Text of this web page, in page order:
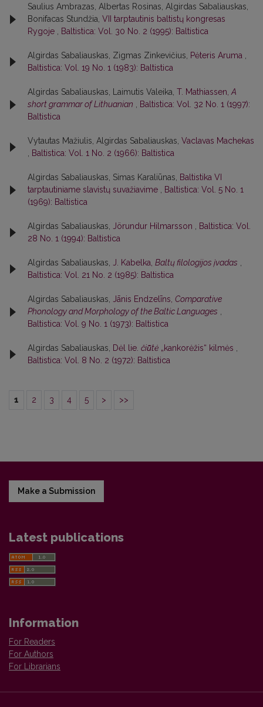
Saulius Ambrazas, Albertas Rosinas, Algirdas Sabaliauskas,
Bonifacas Stundžia, VII tarptautinis baltistų kongresas
Rygoje , Baltistica: Vol. 30 No. 2 (1995): Baltistica
Algirdas Sabaliauskas, Zigmas Zinkevičius, Pėteris Aruma ,
Baltistica: Vol. 19 No. 1 (1983): Baltistica
Algirdas Sabaliauskas, Laimutis Valeika, T. Mathiassen,A
short grammar of Lithuanian , Baltistica: Vol. 32 No. 1 (1997):
Baltistica
Vytautas Mažiulis, Algirdas Sabaliauskas, Vaclavas Machekas
, Baltistica: Vol. 1 No. 2 (1966): Baltistica
Algirdas Sabaliauskas, Simas Karaliūnas, Baltistika VI
tarptautiniame slavistų suvažiavime , Baltistica: Vol. 5 No. 1
(1969): Baltistica
Algirdas Sabaliauskas, Jörundur Hilmarsson , Baltistica: Vol.
28 No. 1 (1994): Baltistica
Algirdas Sabaliauskas, J. Kabelka, Baltų filologijos įvadas ,
Baltistica: Vol. 21 No. 2 (1985): Baltistica
Algirdas Sabaliauskas, Jānis Endzelīns, Comparative
Phonology and Morphology of the Baltic Languages ,
Baltistica: Vol. 9 No. 1 (1973): Baltistica
Algirdas Sabaliauskas, Dėl lie. čiū̃tė „kankorėžis“ kilmės ,
Baltistica: Vol. 8 No. 2 (1972): Baltistica
1 2 3 4 5 > >>
Make a Submission
Latest publications
Information
For Readers
For Authors
For Librarians